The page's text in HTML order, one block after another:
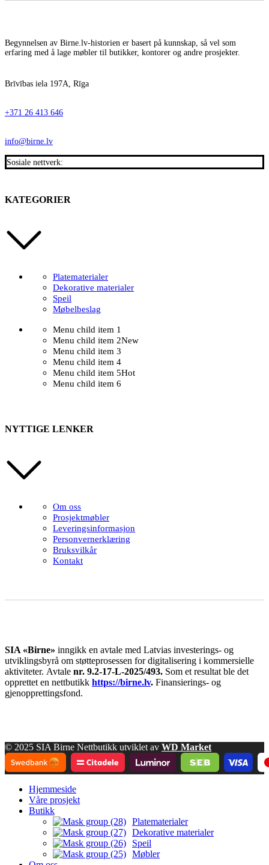
Begynnelsen av Birne.lv-historien er basert på kunnskap, så vel som
erfaring med å lage møbler til butikker, kontorer og andre prosjekter.
Brīvības iela 197A, Rīga
+371 26 413 646
info@birne.lv
Sosiale nettverk:
KATEGORIER
Platematerialer
Dekorative materialer
Speil
Møbelbeslag
Menu child item 1
Menu child item 2New
Menu child item 3
Menu child item 4
Menu child item 5Hot
Menu child item 6
NYTTIGE LENKER
Om oss
Prosjektmøbler
Leveringsinformasjon
Personvernerklæring
Bruksvilkår
Kontakt
SIA «Birne» inngikk en avtale med Latvias investerings- og
utviklingsbyrå om støtteprosessen for digitalisering i kommersielle
aktiviteter. Avtale nr. 9.2-17-L-2025/493. Som et resultat ble det
opprettet en nettbutikk https://birne.lv. Finansierings- og
gjenopprettingsfond.
© 2025 SIA Birne Nettbutikk utviklet av WD Market
Hjemmeside
Våre prosjekt
Butikk
Platematerialer
Dekorative materialer
Speil
Møbler